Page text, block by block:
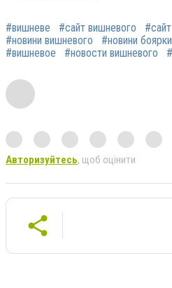
#вишневе #сайт вишневого
#новини вишневого
#новини боярки
#вишневое
#новости вишневого
Авторизуйтесь, щоб оцінити